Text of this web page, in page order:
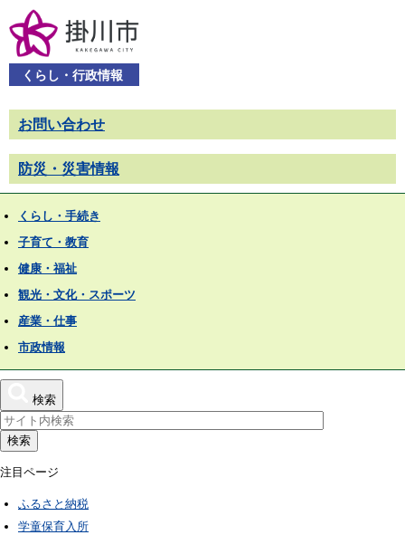
くらし・行政情報
お問い合わせ
防災・災害情報
くらし・手続き
子育て・教育
健康・福祉
観光・文化・スポーツ
産業・仕事
市政情報
検索
検索
注目ページ
ふるさと納税
学童保育入所